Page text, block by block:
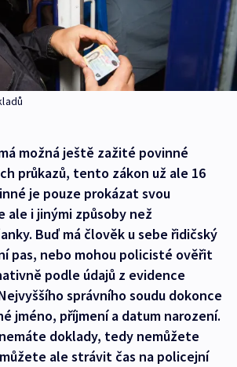
možná ještě zažité povinné
průkazů, tento zákon už ale 16
je pouze prokázat svou
i jinými způsoby než
Buď má člověk u sebe řidičský
pas, nebo mohou policisté ověřit
podle údajů z evidence
správního soudu dokonce
jméno, příjmení a datum narození.
doklady, tedy nemůžete
ale strávit čas na policejní